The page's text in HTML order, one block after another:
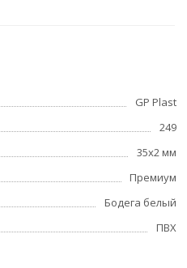
GP Plast
249
35x2 мм
Премиум
Бодега белый
ПВХ